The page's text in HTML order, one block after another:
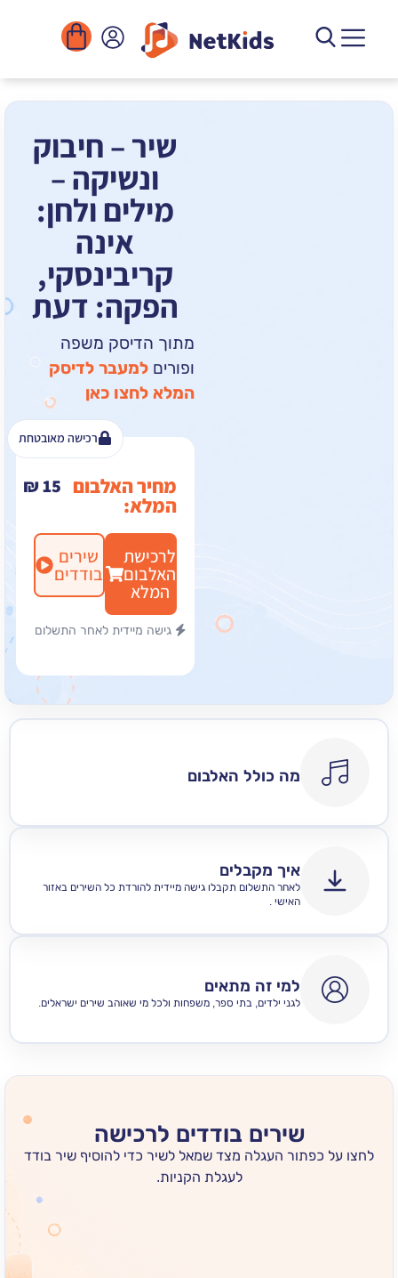
שיר – חיבוק
ונשיקה –
מילים ולחן:
קריבינסקי,
הפקה: דעת
מתוך הדיסק משפה
למעבר לדיסק
המלא לחצו כאן
מחיר האלבום ₪15
שירים
בודדים
גישה מיידית לאחר התשלום
רכישה מאובטחת
מה כולל האלבום
איך מקבלים
לאחר התשלום תקבלו גישה מיידית להורדת כל השירים באזור
למי זה מתאים
לגני ילדים, בתי ספר, משפחות ולכל מי שאוהב שירים ישראלים.
שירים בודדים לרכישה
כפתור העגלה מצד שמאל לשיר כדי להוסיף שיר בודד
לעגלת הקניות.